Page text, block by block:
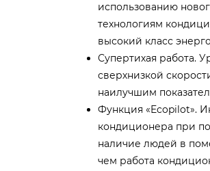
использованию
технологиям
высокий класс
Супертихая работа.
сверхнизкой
наилучшим
Функция «Ecopilot».
кондиционера при
наличие людей в
чем работа